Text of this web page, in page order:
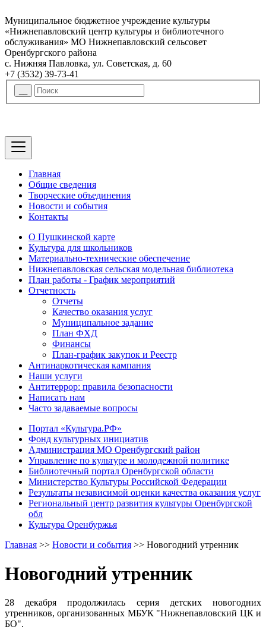
Муниципальное бюджетное учреждение культуры
«Нижнепавловский центр культуры и библиотечного
обслуживания» МО Нижнепавловский сельсовет
Оренбургского района
с. Нижняя Павловка, ул. Советская, д. 60
+7 (3532) 39-73-41
Главная
Общие сведения
Творческие объединения
Новости и события
Контакты
О Пушкинской карте
Культура для школьников
Материально-технические обеспечение
Нижнепавловская сельская модельная библиотека
План работы - График мероприятий
Отчетность
Отчеты
Качество оказания услуг
Муниципальное задание
План ФХД
Финансы
План-график закупок и Реестр
Антинаркотическая кампания
Наши услуги
Антитеррор: правила безопасности
Написать нам
Часто задаваемые вопросы
Портал «Культура.РФ»
Фонд культурных инициатив
Администрация МО Оренбургский район
Управление по культуре и молодежной политике
Библиотечный портал Оренбургской области
Министерство Культуры Российской Федерации
Результаты независимой оценки качества оказания услуг
Региональный центр развития культуры Оренбургской
обл
Культура Оренбуржья
Главная >> Новости и события >> Новогодний утренник
Новогодний утренник
28 декабря продолжилась серия детских новогодних
утренников, организованных МБУК "Нижнепавловский ЦК и
БО".